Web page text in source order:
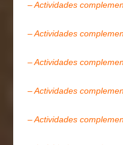
– Actividades
– Actividades
– Actividades
– Actividades
– Actividades